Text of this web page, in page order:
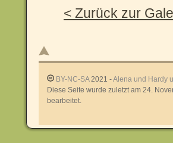
< Zurück zur
BY-NC-SA2021 -Alena und Hardy
Diese Seite wurde zuletzt am 24.
bearbeitet.